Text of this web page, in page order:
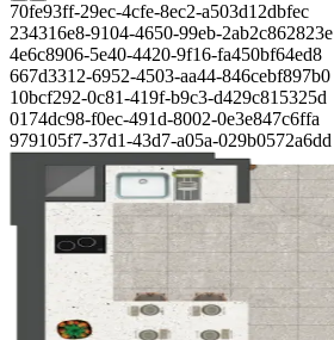
70fe93ff-29ec-4cfe-8ec2-a503d12dbfec
234316e8-9104-4650-99eb-2ab2c862823e
4e6c8906-5e40-4420-9f16-fa450bf64ed8
667d3312-6952-4503-aa44-846cebf897b0
10bcf292-0c81-419f-b9c3-d429c815325d
0174dc98-f0ec-491d-8002-0e3e847c6ffa
979105f7-37d1-43d7-a05a-029b0572a6dd